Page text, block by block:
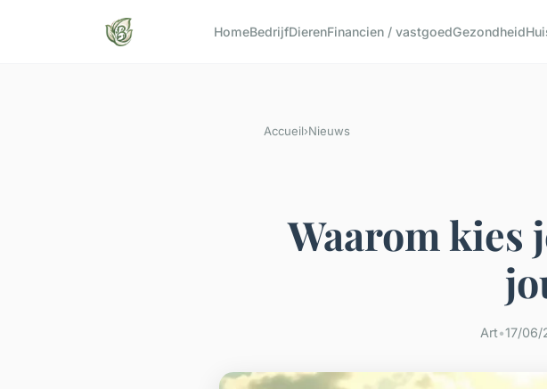
HomeBedrijfDierenFinancien / vastgoedGezondheid
Accueil›Nieuws
Waarom kies
Art•17/06/